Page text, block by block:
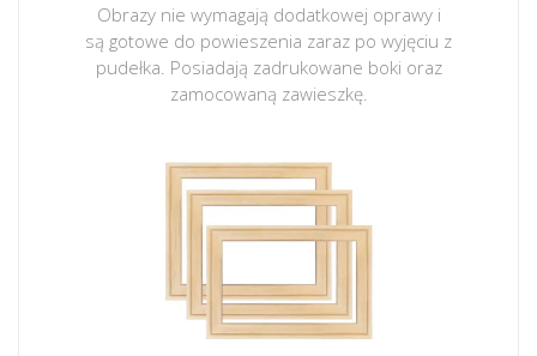
Obrazy nie wymagają dodatkowej oprawy i
są gotowe do powieszenia zaraz po wyjęciu z
pudełka. Posiadają zadrukowane boki oraz
zamocowaną zawieszkę.